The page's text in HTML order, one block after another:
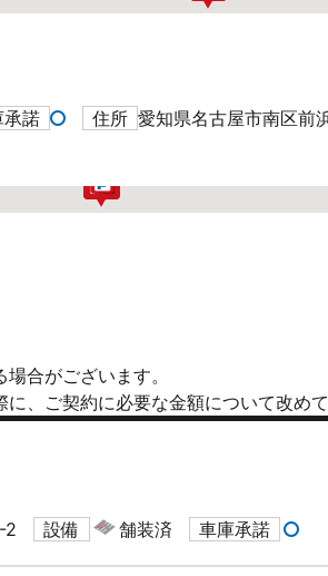
承諾 住所 愛知県名古屋市南区前
合がございます。
、ご契約に必要な金額について改め
2 設備 舗装済 車庫承諾